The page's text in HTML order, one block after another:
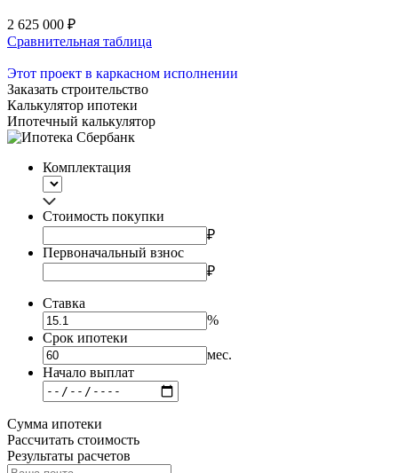
2 625 000 ₽
Сравнительная таблица
Этот проект в каркасном исполнении
Заказать строительство
Калькулятор ипотеки
Ипотечный калькулятор
Комплектация
Стоимость покупки
₽
Первоначальный взнос
₽
Ставка
%
Срок ипотеки
мес.
Начало выплат
Сумма ипотеки
Рассчитать cтоимость
Результаты расчетов